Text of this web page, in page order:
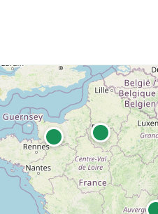
Saint-Paul - 97460